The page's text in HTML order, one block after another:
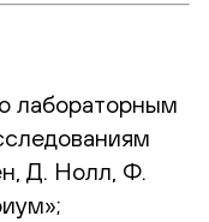
лабораторным
Д. Нолл, Ф.